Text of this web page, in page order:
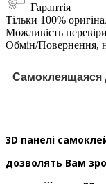
Гарантія
Тільки 100%
Можливість
Обмін/Повернення,
Самоклеящаяся
3D панелі
дозволять Вам